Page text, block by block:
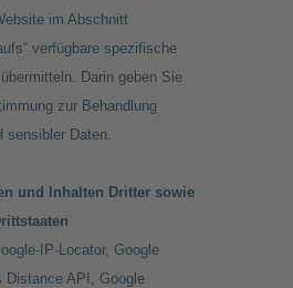
im Abschnitt
verfügbare spezifische
Darin geben Sie
zur Behandlung
sensibler Daten.
und Inhalten Dritter sowie
IP-Locator, Google
Distance API, Google